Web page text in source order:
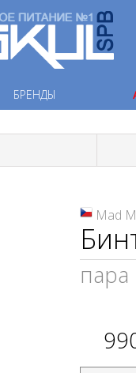
БРЕНДЫ
Mad
пара